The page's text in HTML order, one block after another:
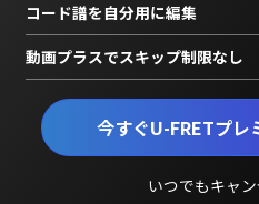
今すぐU-FRETプレ
いつでもキャ
コード譜を自分用に編集
動画プラスでスキップ制限なし